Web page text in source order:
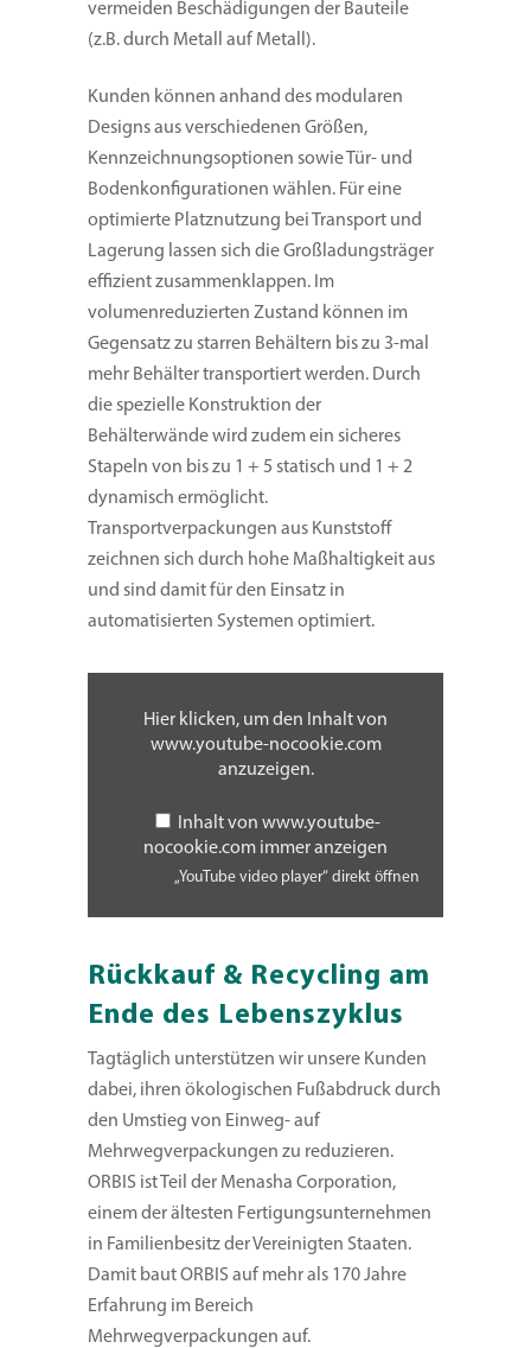
vermeiden Beschädigungen der Bauteile
(z.B. durch Metall auf Metall).
Kunden können anhand des modularen
Designs aus verschiedenen Größen,
Kennzeichnungsoptionen sowie Tür- und
Bodenkonfigurationen wählen. Für eine
optimierte Platznutzung bei Transport und
Lagerung lassen sich die Großladungsträger
effizient zusammenklappen. Im
volumenreduzierten Zustand können im
Gegensatz zu starren Behältern bis zu 3-mal
mehr Behälter transportiert werden. Durch
die spezielle Konstruktion der
Behälterwände wird zudem ein sicheres
Stapeln von bis zu 1 + 5 statisch und 1 + 2
dynamisch ermöglicht.
Transportverpackungen aus Kunststoff
zeichnen sich durch hohe Maßhaltigkeit aus
und sind damit für den Einsatz in
automatisierten Systemen optimiert.
www.youtube-
Hier klicken, um den Inhalt von
www.youtube-nocookie.com
anzuzeigen.
Inhalt von www.youtube-
nocookie.com immer anzeigen
„YouTube video player“ direkt öffnen
Rückkauf & Recycling am
Ende des Lebenszyklus
Tagtäglich unterstützen wir unsere Kunden
dabei, ihren ökologischen Fußabdruck durch
den Umstieg von Einweg- auf
Mehrwegverpackungen zu reduzieren.
ORBIS ist Teil der Menasha Corporation,
einem der ältesten Fertigungsunternehmen
in Familienbesitz der Vereinigten Staaten.
Damit baut ORBIS auf mehr als 170 Jahre
Erfahrung im Bereich
Mehrwegverpackungen auf.